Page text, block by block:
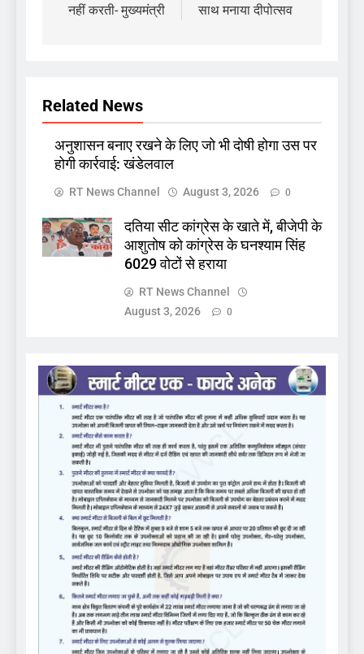
नहीं करती- मुख्यमंत्री
साथ मनाया दीपोत्सव
Related News
अनुशासन बनाए रखने के लिए जो भी दोषी होगा उस पर
होगी कार्रवाई: खंडेलवाल
RT News Channel August 3, 2026 0
दतिया सीट कांग्रेस के खाते में, बीजेपी के
आशुतोष को कांग्रेस के घनश्याम सिंह
6029 वोटों से हराया
RT News Channel
August 3, 2026
0